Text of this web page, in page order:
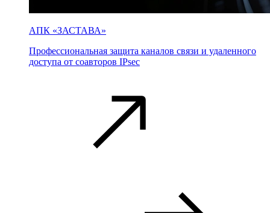
АПК «ЗАСТАВА»
Профессиональная защита каналов связи и удаленного
доступа от соавторов IPsec